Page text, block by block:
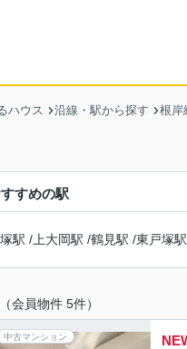
ハウス 沿線・駅から探す 根岸
すめの駅
駅 / 上大岡駅 /鶴見駅 /東戸塚駅
会員物件 5件）
中古マンション